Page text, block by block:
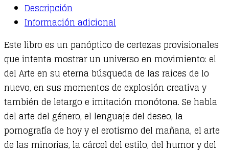
decadencia.
Otra
historia
del
arte
quantity
Descripción
Información adicional
Este libro es un panóptico de certezas provisionales
que intenta mostrar un universo en movimiento: el
del Arte en su eterna búsqueda de las raices de lo
nuevo, en sus momentos de explosión creativa y
también de letargo e imitación monótona. Se habla
del arte del género, el lenguaje del deseo, la
pornografía de hoy y el erotismo del mañana, el arte
de las minorías, la cárcel del estilo, del humor y del